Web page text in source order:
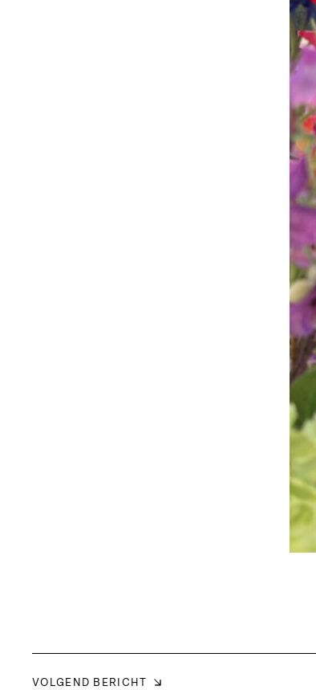
VOLGEND BERICHT